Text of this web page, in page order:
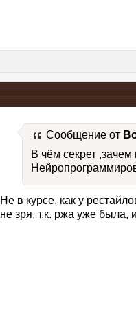
Сообщение от
В чём секрет
Не в курсе, как у
не зря, т.к. ржа уже была,